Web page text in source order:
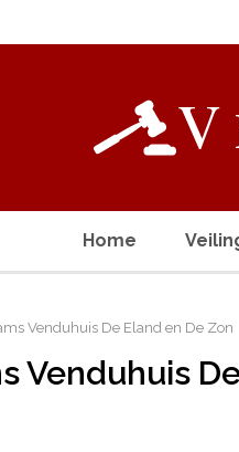
Home
Venduhuis De Eland en De Zon
Venduhuis